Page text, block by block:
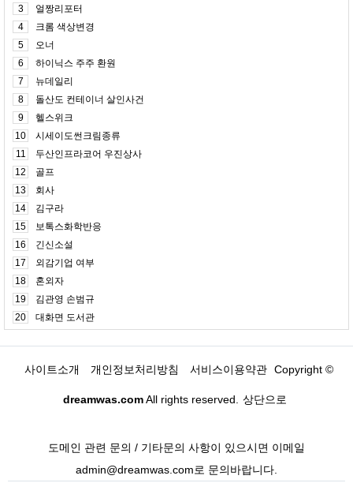
3
얼짱리포터
4
크롬 색상변경
5
오너
6
하이닉스 주주 환원
7
뉴데일리
8
돌산도 컨테이너 살인사건
9
헬스위크
10
시세이도썬크림종류
11
두산인프라코어 우진상사
12
골프
13
회사
14
김구라
15
보톡스화학반응
16
긴신소설
17
외감기업 여부
18
혼외자
19
김관영 손범규
20
대화면 도서관
사이트소개 개인정보처리방침 서비스이용약관 Copyright ©
dreamwas.comAll rights reserved. 상단으로
도메인 관련 문의 / 기타문의 사항이 있으시면 이메일
admin@dreamwas.com로 문의바랍니다.